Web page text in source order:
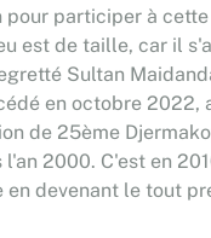
pour participer à
est de taille, car il
Sultan
en octobre 2022,
de 25ème
l'an 2000. C'est en
en devenant le tout